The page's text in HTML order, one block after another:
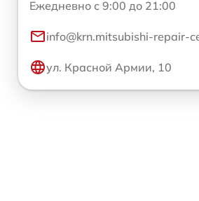
Ежедневно с 9:00 до 21:00
info@krn.mitsubishi-repair-
ул. Красной Армии, 10